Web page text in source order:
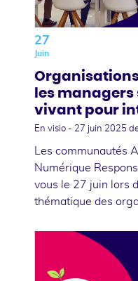
27
Juin
les
vivant pour
En visio - 27 juin 2025
Les communautés
Numérique
vous le 27 juin lors
thématique des